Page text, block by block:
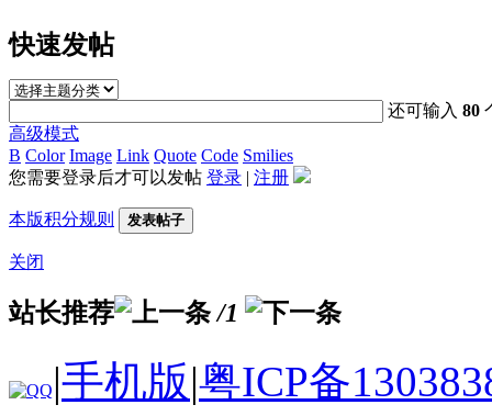
快速发帖
还可输入80
高级模式
B Color Image Link Quote Code Smilies
您需要登录后才可以发帖 登录 | 注册
本版积分规则 发表帖子
关闭
站长推荐 /1
|手机版|粤ICP备